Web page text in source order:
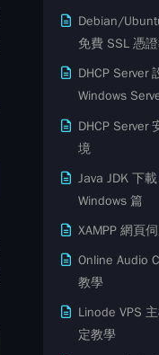
Debian/
免費​ SSL ​​憑
DHCP Server
Windows
DHCP Server
境
Java JDK 下
Windows 篇
XAMPP 網頁
Online Audio
教學
Linode VPS
定教學